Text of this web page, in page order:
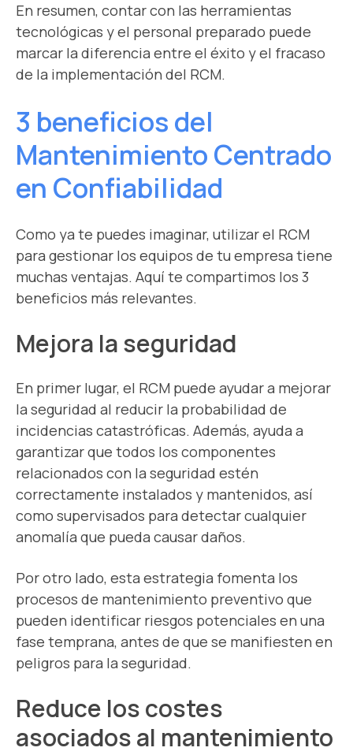
En resumen, contar con las herramientas
tecnológicas y el personal preparado puede
marcar la diferencia entre el éxito y el fracaso
de la implementación del RCM.
3 beneficios del
Mantenimiento Centrado
en Confiabilidad
Como ya te puedes imaginar, utilizar el RCM
para gestionar los equipos de tu empresa tiene
muchas ventajas. Aquí te compartimos los 3
beneficios más relevantes.
Mejora la seguridad
En primer lugar, el RCM puede ayudar a mejorar
la seguridad al reducir la probabilidad de
incidencias catastróficas. Además, ayuda a
garantizar que todos los componentes
relacionados con la seguridad estén
correctamente instalados y mantenidos, así
como supervisados para detectar cualquier
anomalía que pueda causar daños.
Por otro lado, esta estrategia fomenta los
procesos de mantenimiento preventivo que
pueden identificar riesgos potenciales en una
fase temprana, antes de que se manifiesten en
peligros para la seguridad.
Reduce los costes
asociados al mantenimiento